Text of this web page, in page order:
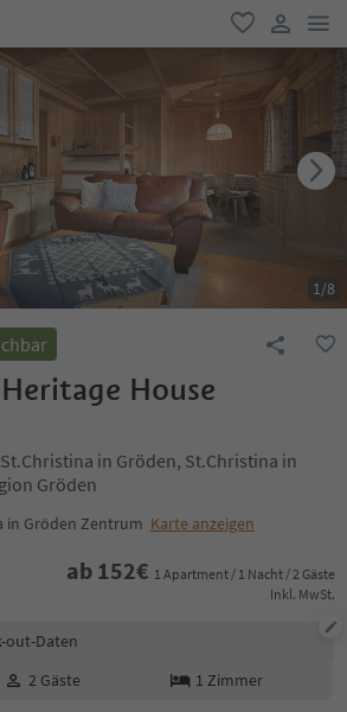
favorit
user link
1/8
House
in Gröden, St.Christina in
Gröden
in Gröden Zentrum Karte anzeigen
ab 152€ 1 Apartment / 1 Nacht / 2 Gäste
Inkl. MwSt.
out-Daten
2 Gäste 1 Zimmer